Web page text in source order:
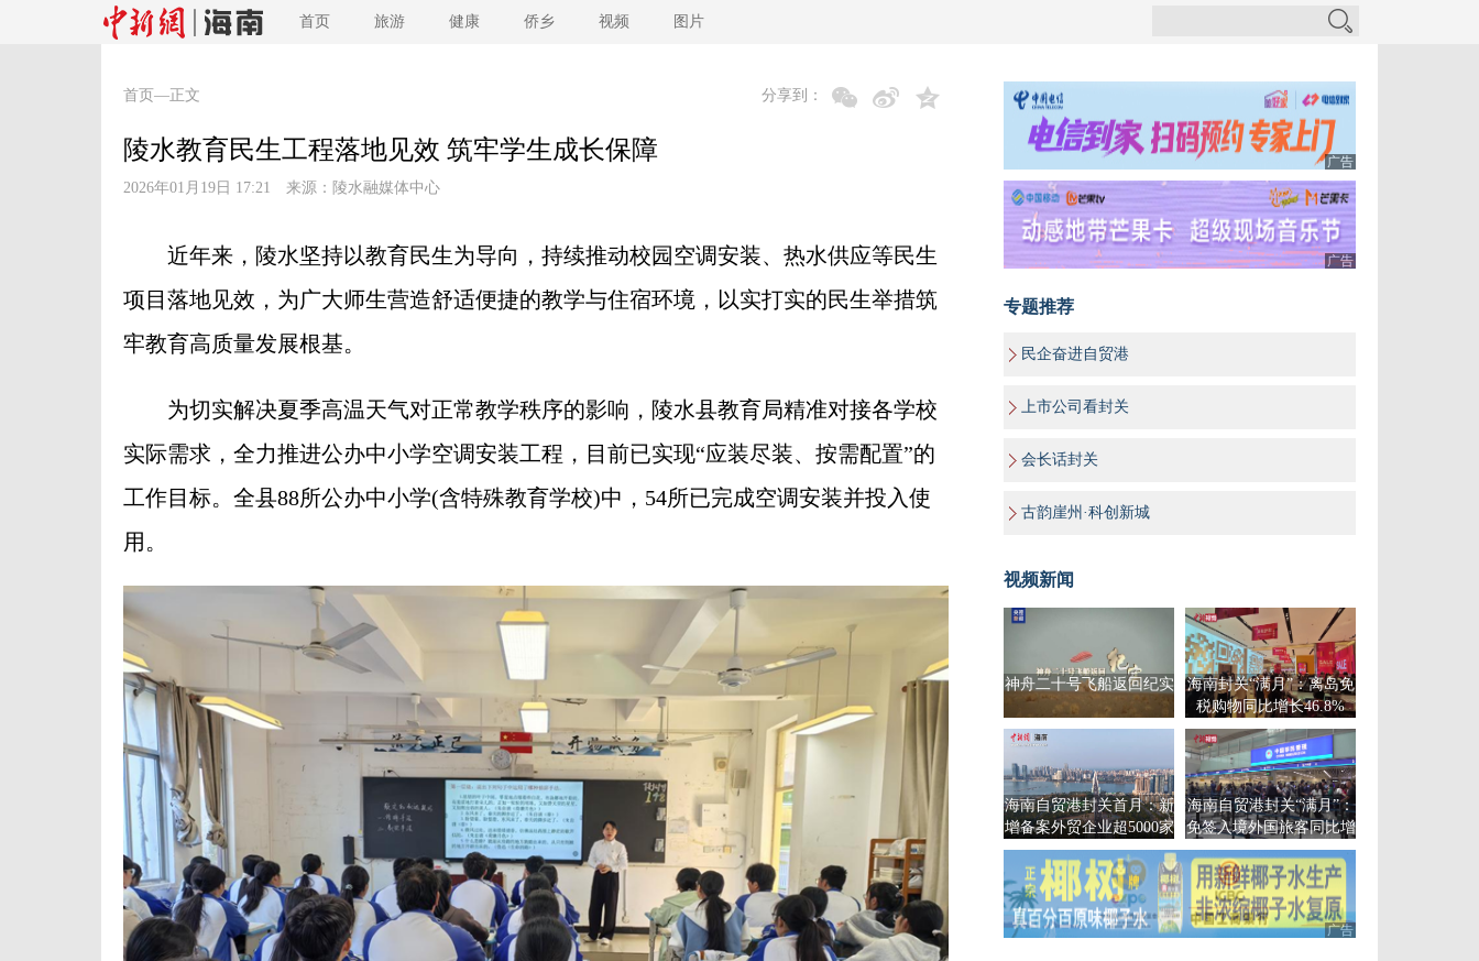
首页 旅游 健康 侨乡 视频 图片
首页 —正文 分享到：
陵水教育民生工程落地见效 筑牢学生成长保障
2026年01月19日 17:21 来源： 陵水融媒体中心
近年来，陵水坚持以教育民生为导向，持续推动校园空调安装、热水供应等民生
项目落地见效，为广大师生营造舒适便捷的教学与住宿环境，以实打实的民生举措筑
牢教育高质量发展根基。
为切实解决夏季高温天气对正常教学秩序的影响，陵水县教育局精准对接各学校
实际需求，全力推进公办中小学空调安装工程，目前已实现“应装尽装、按需配置”的
工作目标。全县88所公办中小学(含特殊教育学校)中，54所已完成空调安装并投入使
用。
广告
广告
专题推荐
民企奋进自贸港
上市公司看封关
会长话封关
古韵崖州·科创新城
视频新闻
神舟二十号飞船返回纪实
海南封关“满月”：离岛免
税购物同比增长46.8%
海南自贸港封关首月：新
增备案外贸企业超5000家
海南自贸港封关“满月”：
免签入境外国旅客同比增
长64%
广告